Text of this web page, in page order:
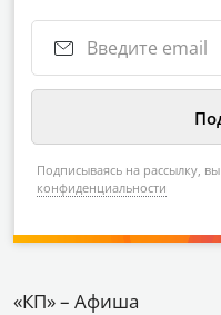
Подписываясь на рассылку,
конфиденциальности
«КП» – Афиша